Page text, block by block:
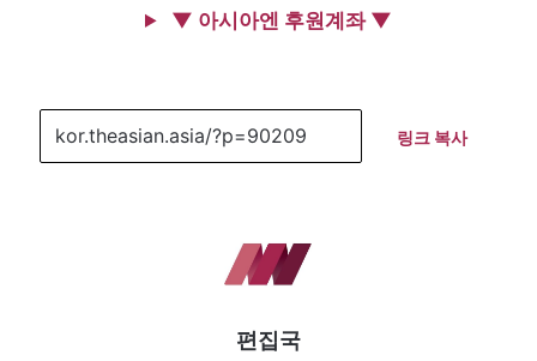
▼ 아시아엔 후원계좌 ▼
링크 복사
편집국